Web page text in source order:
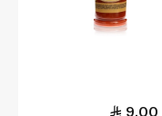
9.00